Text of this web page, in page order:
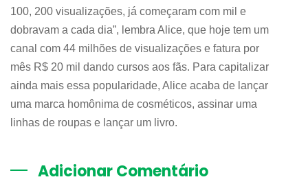
100, 200 visualizações, já começaram com mil e
dobravam a cada dia”, lembra Alice, que hoje tem um
canal com 44 milhões de visualizações e fatura por
mês R$ 20 mil dando cursos aos fãs. Para capitalizar
ainda mais essa popularidade, Alice acaba de lançar
uma marca homônima de cosméticos, assinar uma
linhas de roupas e lançar um livro.
Adicionar Comentário